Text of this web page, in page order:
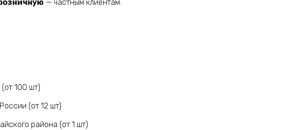
— частным клиентам.
100 шт)
(от 12 шт)
района (от 1 шт)